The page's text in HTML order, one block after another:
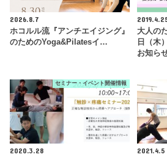
2026.8.7
ホコルル流『アンチエイジング』
のためのYoga&Pilatesイ…
大人の
日（木
お知らせ
セミナー・イベント開催情報
2020.3.28
2021.4.5